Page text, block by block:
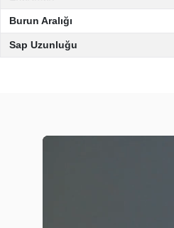
Burun Aralığı
Sap Uzunluğu